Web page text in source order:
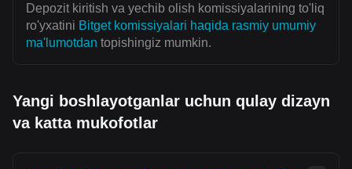
Depozit kiritish va yechib olish komissiyalarining to'liq
ro'yxatini Bitget komissiyalari haqida rasmiy umumiy
ma'lumotdan topishingiz mumkin.
Yangi boshlayotganlar uchun qulay dizayn
va katta mukofotlar